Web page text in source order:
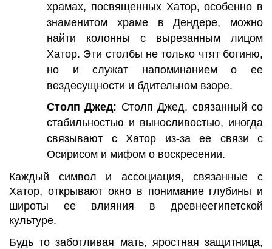
храмах, посвященных Хатор, особенно в
знаменитом храме в Дендере, можно
найти колонны с вырезанным лицом
Хатор. Эти столбы не только чтят богиню,
но и служат напоминанием о ее
вездесущности и бдительном взоре.
Столп Джед: Столп Джед, связанный со
стабильностью и выносливостью, иногда
связывают с Хатор из-за ее связи с
Осирисом и мифом о воскресении.
Каждый символ и ассоциация, связанные с
Хатор, открывают окно в понимание глубины и
широты ее влияния в древнеегипетской
культуре.
Будь то заботливая мать, яростная защитница,